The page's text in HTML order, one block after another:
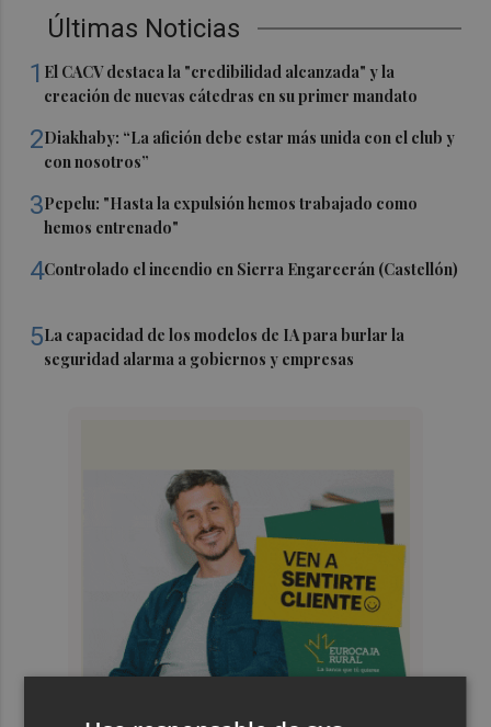
Últimas Noticias
1 El CACV destaca la "credibilidad alcanzada" y la
creación de nuevas cátedras en su primer mandato
2Diakhaby: “La afición debe estar más unida con el club y
con nosotros”
3Pepelu: "Hasta la expulsión hemos trabajado como
hemos entrenado"
4Controlado el incendio en Sierra Engarcerán (Castellón)
5La capacidad de los modelos de IA para burlar la
seguridad alarma a gobiernos y empresas